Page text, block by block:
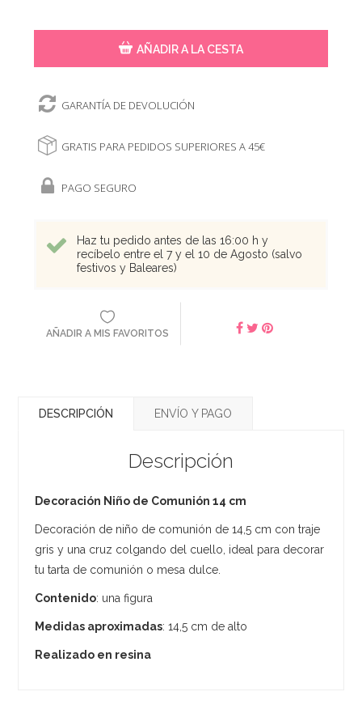
AÑADIR A LA CESTA
GARANTÍA DE DEVOLUCIÓN
GRATIS PARA PEDIDOS SUPERIORES A 45€
PAGO SEGURO
Haz tu pedido antes de las 16:00 h y
recíbelo entre el 7 y el 10 de Agosto (salvo
festivos y Baleares)
AÑADIR A MIS FAVORITOS
DESCRIPCIÓN ENVÍO Y PAGO
Descripción
Decoración Niño de Comunión 14 cm
Decoración de niño de comunión de 14,5 cm con traje
gris y una cruz colgando del cuello, ideal para decorar
tu tarta de comunión o mesa dulce.
Contenido: una figura
Medidas aproximadas: 14,5 cm de alto
Realizado en resina